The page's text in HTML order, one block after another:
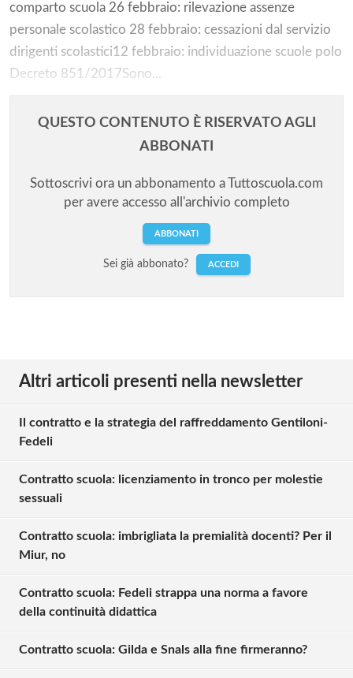
comparto scuola 26 febbraio: rilevazione assenze
personale scolastico 28 febbraio: cessazioni dal servizio
dirigenti scolastici12 febbraio: individuazione scuole polo
Decreto 851/2017Sono...
QUESTO CONTENUTO È RISERVATO AGLI
ABBONATI
Sottoscrivi ora un abbonamento a Tuttoscuola.com
per avere accesso all'archivio completo
ABBONATI
Sei già abbonato? ACCEDI
Altri articoli presenti nella newsletter
Il contratto e la strategia del raffreddamento Gentiloni-
Fedeli
Contratto scuola: licenziamento in tronco per molestie
sessuali
Contratto scuola: imbrigliata la premialità docenti? Per il
Miur, no
Contratto scuola: Fedeli strappa una norma a favore
della continuità didattica
Contratto scuola: Gilda e Snals alla fine firmeranno?